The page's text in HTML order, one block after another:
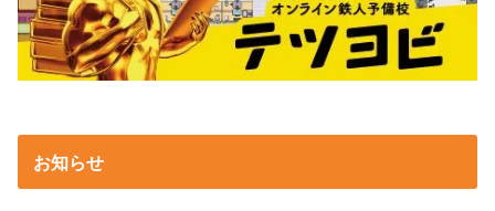
お知らせ